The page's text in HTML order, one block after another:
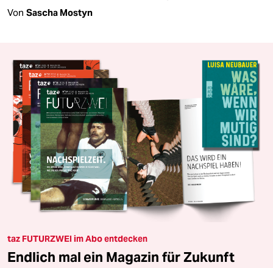
Von Sascha Mostyn
taz FUTURZWEI im Abo entdecken
Endlich mal ein Magazin für Zukunft